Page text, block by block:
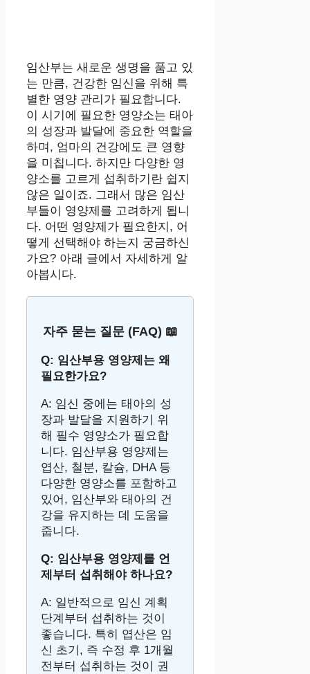
임산부는 새로운 생명을 품고 있
는 만큼, 건강한 임신을 위해 특
별한 영양 관리가 필요합니다.
이 시기에 필요한 영양소는 태아
의 성장과 발달에 중요한 역할을
하며, 엄마의 건강에도 큰 영향
을 미칩니다. 하지만 다양한 영
양소를 고르게 섭취하기란 쉽지
않은 일이죠. 그래서 많은 임산
부들이 영양제를 고려하게 됩니
다. 어떤 영양제가 필요한지, 어
떻게 선택해야 하는지 궁금하신
가요? 아래 글에서 자세하게 알
아봅시다.
자주 묻는 질문 (FAQ) 📖
Q: 임산부용 영양제는 왜
필요한가요?
A: 임신 중에는 태아의 성
장과 발달을 지원하기 위
해 필수 영양소가 필요합
니다. 임산부용 영양제는
엽산, 철분, 칼슘, DHA 등
다양한 영양소를 포함하고
있어, 임산부와 태아의 건
강을 유지하는 데 도움을
줍니다.
Q: 임산부용 영양제를 언
제부터 섭취해야 하나요?
A: 일반적으로 임신 계획
단계부터 섭취하는 것이
좋습니다. 특히 엽산은 임
신 초기, 즉 수정 후 1개월
전부터 섭취하는 것이 권